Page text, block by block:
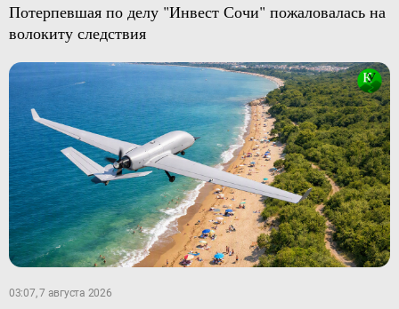
Потерпевшая по делу "Инвест Сочи" пожаловалась на
волокиту следствия
03:07, 7 августа 2026